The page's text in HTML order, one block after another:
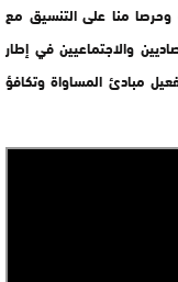
وحرصا منا على التنسيق مع
والاجتماعيين في إطار
مبادئ المساواة وتكافؤ